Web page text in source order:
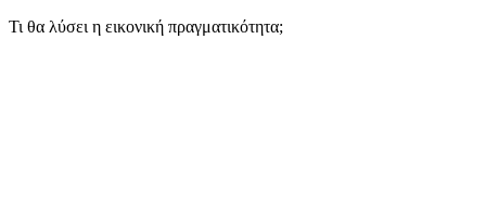
Τι θα λύσει η εικονική πραγματικότητα;